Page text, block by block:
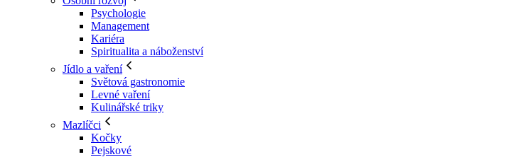
Psychologie
Management
Kariéra
Spiritualita a náboženství
Jídlo a vaření
Světová gastronomie
Levné vaření
Kulinářské triky
Mazlíčci
Kočky
Pejskové